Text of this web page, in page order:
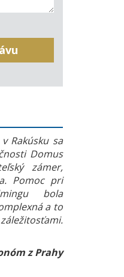
Rakúsku sa
Domus
zámer,
Pomoc pri
bola
a to
z Prahy